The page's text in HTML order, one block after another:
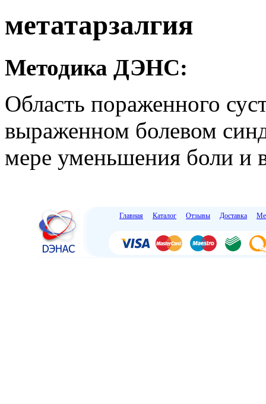
метатарзалгия
Методика ДЭНС:
Область пораженного
выраженном болевом
мере уменьшения боли и
Главная Каталог Отзывы Доставка